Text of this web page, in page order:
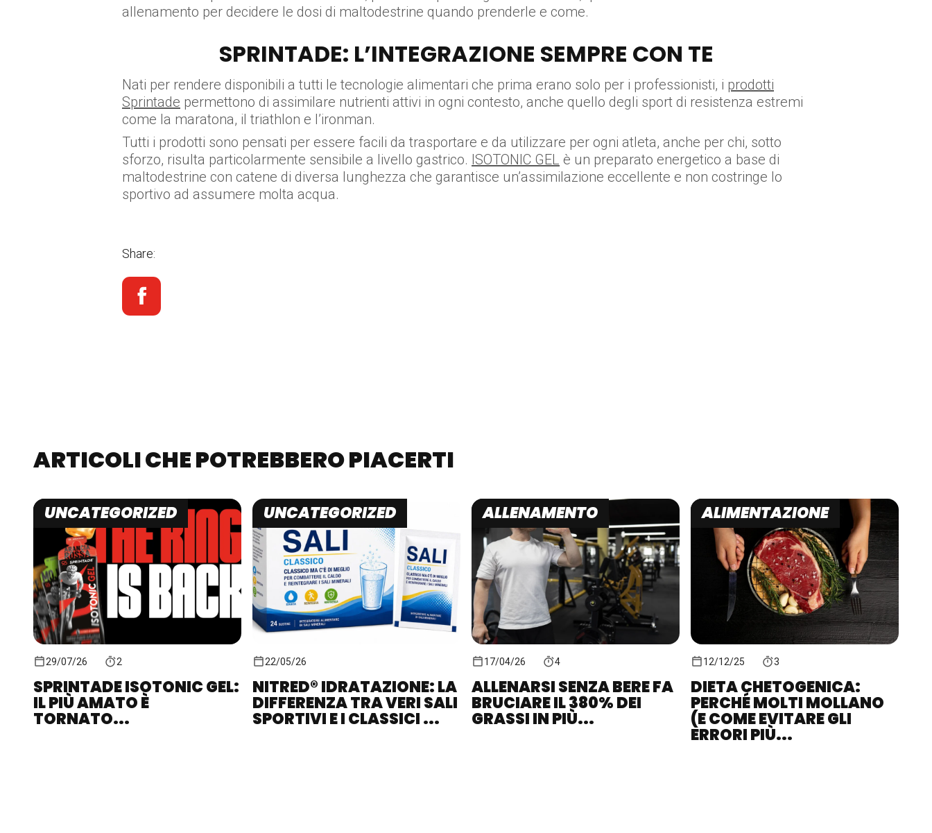
allenamento per decidere le dosi di maltodestrine quando prenderle e come.
SPRINTADE: L’INTEGRAZIONE SEMPRE CON TE
Nati per rendere disponibili a tutti le tecnologie alimentari che prima erano solo per i professionisti, i prodotti
Sprintade permettono di assimilare nutrienti attivi in ogni contesto, anche quello degli sport di resistenza estremi
come la maratona, il triathlon e l’ironman.
Tutti i prodotti sono pensati per essere facili da trasportare e da utilizzare per ogni atleta, anche per chi, sotto
sforzo, risulta particolarmente sensibile a livello gastrico. ISOTONIC GEL è un preparato energetico a base di
maltodestrine con catene di diversa lunghezza che garantisce un’assimilazione eccellente e non costringe lo
sportivo ad assumere molta acqua.
Share:
ARTICOLI CHE POTREBBERO PIACERTI
UNCATEGORIZED
29/07/26 2
SPRINTADE ISOTONIC GEL:
IL PIÙ AMATO È
TORNATO...
UNCATEGORIZED
22/05/26
NITRED® IDRATAZIONE: LA
DIFFERENZA TRA VERI SALI
SPORTIVI E I CLASSICI ...
ALLENAMENTO
17/04/26 4
ALLENARSI SENZA BERE FA
BRUCIARE IL 380% DEI
GRASSI IN PIÙ...
ALIMENTAZIONE
12/12/25 3
DIETA CHETOGENICA:
PERCHÉ MOLTI MOLLANO
(E COME EVITARE GLI
ERRORI PIÙ...